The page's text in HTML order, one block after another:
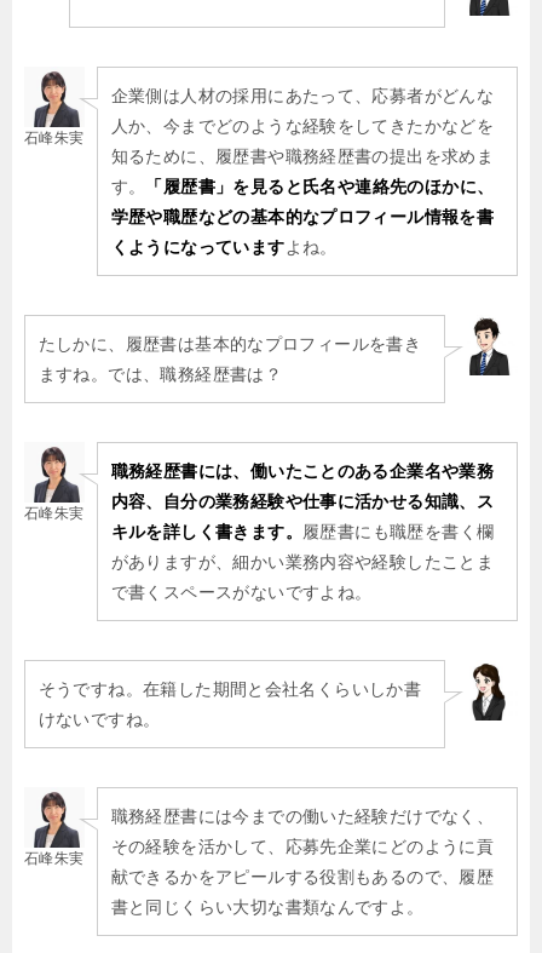
石峰朱実
企業側は人材の採用にあたって、応募者がどんな
人か、今までどのような経験をしてきたかなどを
知るために、履歴書や職務経歴書の提出を求めま
す。
「履歴書」を見ると氏名や連絡先のほかに、
学歴や職歴などの基本的なプロフィール情報を書
くようになっていますよね。
たしかに、履歴書は基本的なプロフィールを書き
ますね。では、職務経歴書は？
石峰朱実
職務経歴書には、働いたことのある企業名や業務
内容、自分の業務経験や仕事に活かせる知識、ス
キルを詳しく書きます。
履歴書にも職歴を書く欄
がありますが、細かい業務内容や経験したことま
で書くスペースがないですよね。
そうですね。在籍した期間と会社名くらいしか書
けないですね。
石峰朱実
職務経歴書には今までの働いた経験だけでなく、
その経験を活かして、応募先企業にどのように貢
献できるかをアピールする役割もあるので、履歴
書と同じくらい大切な書類なんですよ。